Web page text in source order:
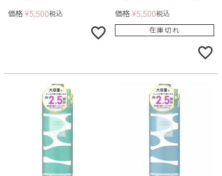
価格 ¥5,500税込 価格 ¥5,500税込
在庫切れ